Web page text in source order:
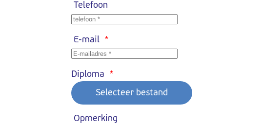
Telefoon
E-mail *
Diploma *
Opmerking